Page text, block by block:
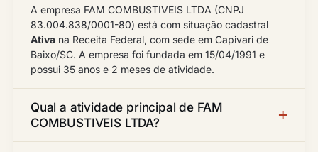
A empresa FAM COMBUSTIVEIS LTDA (CNPJ
83.004.838/0001-80) está com situação cadastral
Ativa na Receita Federal, com sede em Capivari de
Baixo/SC. A empresa foi fundada em 15/04/1991 e
possui 35 anos e 2 meses de atividade.
Qual a atividade principal de FAM
COMBUSTIVEIS LTDA?